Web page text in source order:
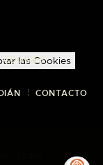
COOKIES
CONTACTO
· Todos
las Cookies